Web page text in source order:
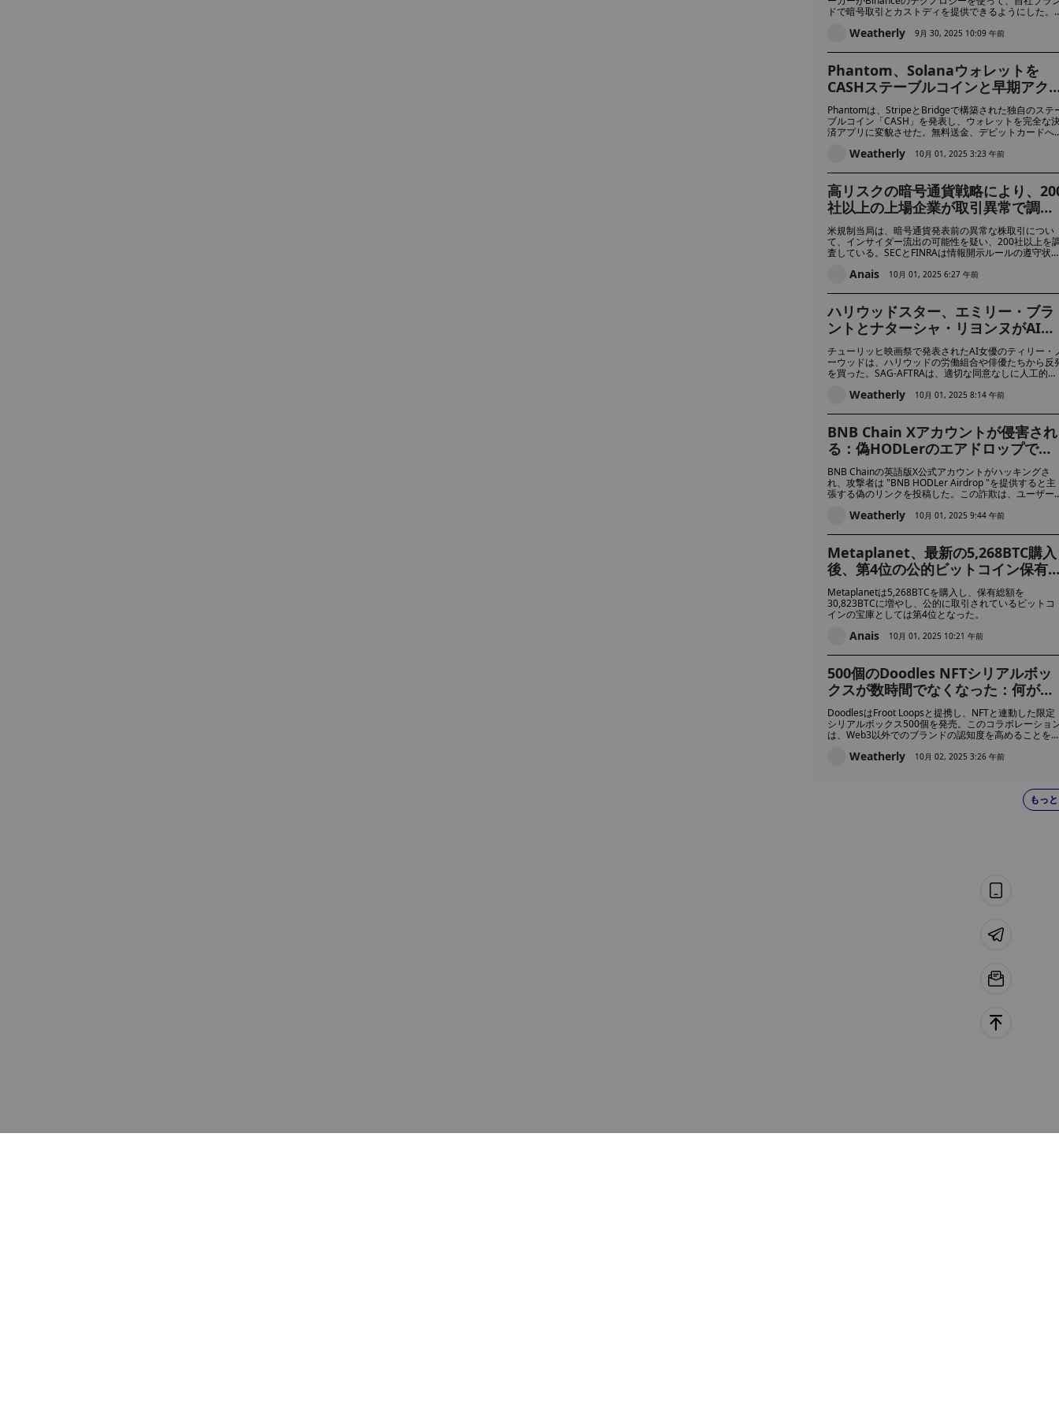
ドで暗号取引とカストディを提供できるようにした。
する作業をすべて行うため、従来の金融会社は独自の
きる。
Weatherly 9月 30, 2025 10:09 午前
Phantom、Solanaウォレットを
CASHステーブルコインと早期アク
スPhantomキャッシュ機能で完全
マネーアプリに拡張
Phantomは、StripeとBridgeで構築された独自のステ
ブルコイン「CASH」を発表し、ウォレットを完全な
済アプリに変貌させた。無料送金、デビットカードへ
ルコイン市場の大手企業への挑戦を目指している。
Weatherly 10月 01, 2025 3:23 午前
高リスクの暗号通貨戦略により、
社以上の上場企業が取引異常で調査
中
米規制当局は、暗号通貨発表前の異常な株取引につい
て、インサイダー流出の可能性を疑い、200社以上を
査している。SECとFINRAは情報開示ルールの遵守状
科される可能性がある。
Anais 10月 01, 2025 6:27 午前
ハリウッドスター、エミリー・ブラ
ントとナターシャ・リヨンヌがAI女
優ティリー・ノーウッドを「業界は
怖い」と非難
チューリッヒ映画祭で発表されたAI女優のティリー・
ーウッドは、ハリウッドの労働組合や俳優たちから反
を買った。SAG-AFTRAは、適切な同意なしに人工的な
将来に対する懸念を表明した。
Weatherly 10月 01, 2025 8:14 午前
BNB Chain Xアカウントが侵害され
る：偽HODLerのエアドロップでウ
ォレットが流出、Binanceは全額補
償を約束
BNB Chainの英語版X公式アカウントがハッキングさ
れ、攻撃者は "BNB HODLer Airdrop "を提供すると主
張する偽のリンクを投稿した。この詐欺は、ユーザー
せ、資金を盗むことを目的としていた。
Weatherly 10月 01, 2025 9:44 午前
Metaplanet、最新の5,268BTC購入
後、第4位の公的ビットコイン保有
に
Metaplanetは5,268BTCを購入し、保有総額を
30,823BTCに増やし、公的に取引されているビットコ
インの宝庫としては第4位となった。
Anais 10月 01, 2025 10:21 午前
500個のDoodles NFTシリアルボッ
クスが数時間でなくなった：何がそ
んなに魅力的だったのか？
DoodlesはFroot Loopsと提携し、NFTと連動した限定
シリアルボックス500個を発売。このコラボレーショ
は、Web3以外でのブランドの認知度を高めることを
ッズを提供した。
Weatherly 10月 02, 2025 3:26 午前
もっと